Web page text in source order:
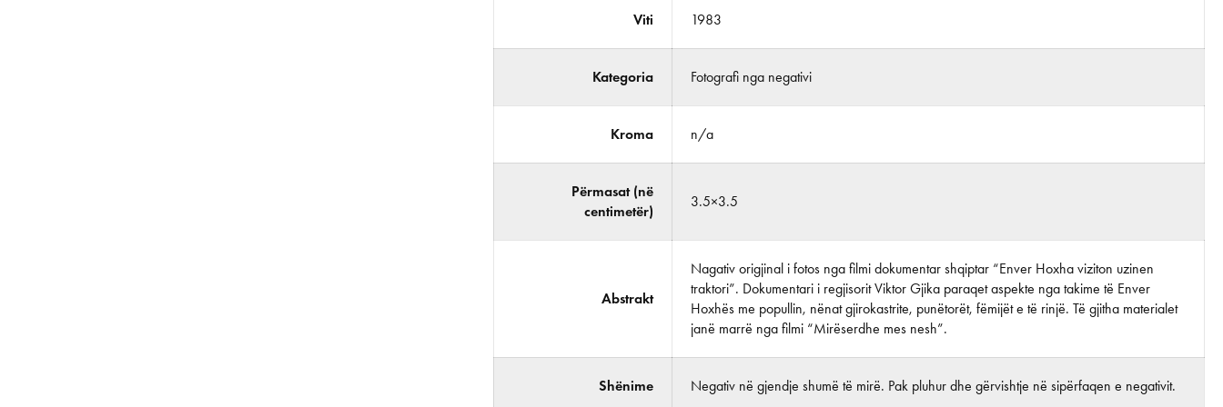
Viti 1983
Kategoria Fotografi nga negativi
Kroma n/a
Përmasat (në
centimetër)
3.5×3.5
Abstrakt
Nagativ origjinal i fotos nga filmi dokumentar shqiptar “Enver Hoxha viziton uzinen
traktori”. Dokumentari i regjisorit Viktor Gjika paraqet aspekte nga takime të Enver
Hoxhës me popullin, nënat gjirokastrite, punëtorët, fëmijët e të rinjë. Të gjitha materialet
janë marrë nga filmi “Mirëserdhe mes nesh”.
Shënime Negativ në gjendje shumë të mirë. Pak pluhur dhe gërvishtje në sipërfaqen e negativit.